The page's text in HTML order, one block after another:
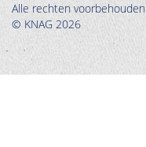
Alle rechten voorbehouden
© KNAG 2026